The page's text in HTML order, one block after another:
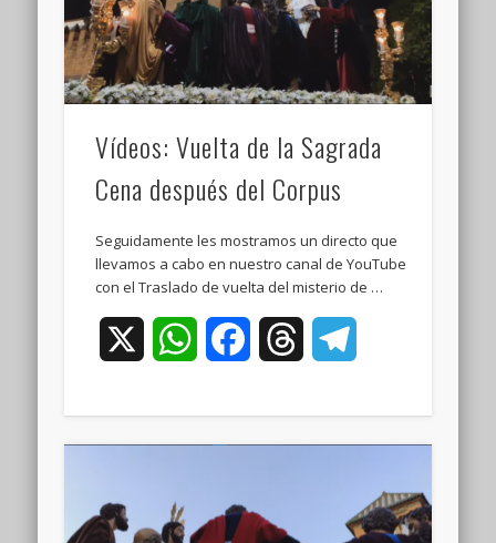
Vídeos: Vuelta de la Sagrada
Cena después del Corpus
Seguidamente les mostramos un directo que
llevamos a cabo en nuestro canal de YouTube
con el Traslado de vuelta del misterio de …
WhatsAppFacebookThreads